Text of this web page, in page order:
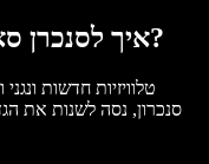
איך לסנכרן סאונד ווידאו מסרטים לטלוויזיה?
טלוויזיות חדשות
סנכרון, נסה לשנות את